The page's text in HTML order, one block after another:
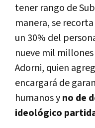
tener rango de
manera,se
un 30% del
nueve mil
Adorni, quien
encargará de
humanos yno de
ideológico